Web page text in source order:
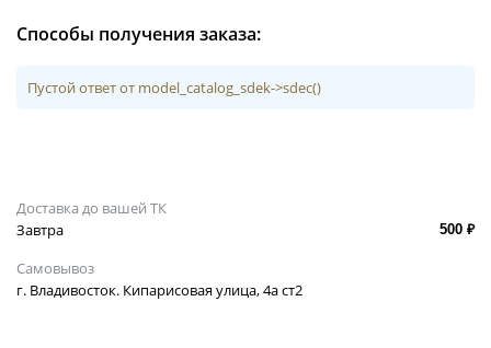
Способы получения заказа:
Пустой ответ от model_catalog_sdek->sdec()
Доставка до вашей ТК
Завтра
500 ₽
Самовывоз
г. Владивосток. Кипарисовая улица, 4а ст2